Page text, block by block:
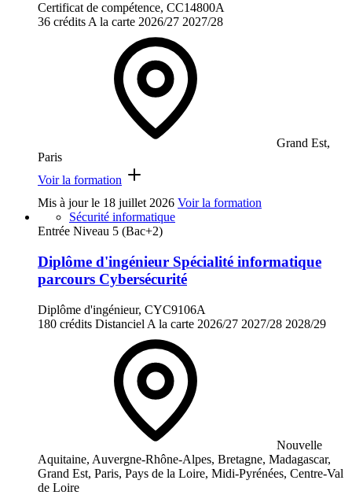
Certificat de compétence, CC14800A
36 crédits A la carte 2026/27 2027/28
Grand Est,
Paris
Voir la formation
Mis à jour le 18 juillet 2026 Voir la formation
Sécurité informatique
Entrée Niveau 5 (Bac+2)
Diplôme d'ingénieur Spécialité informatique
parcours Cybersécurité
Diplôme d'ingénieur, CYC9106A
180 crédits Distanciel A la carte 2026/27 2027/28 2028/29
Nouvelle
Aquitaine, Auvergne-Rhône-Alpes, Bretagne, Madagascar,
Grand Est, Paris, Pays de la Loire, Midi-Pyrénées, Centre-Val
de Loire